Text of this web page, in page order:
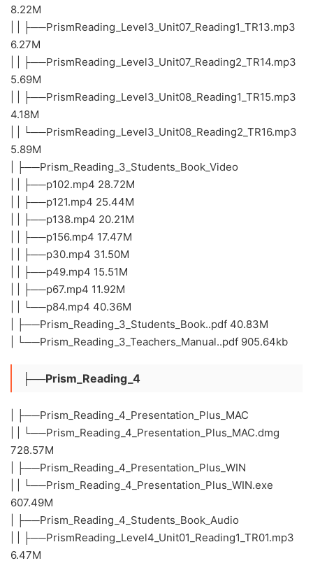
8.22M
| | ├──PrismReading_Level3_Unit07_Reading1_TR13.mp3
6.27M
| | ├──PrismReading_Level3_Unit07_Reading2_TR14.mp3
5.69M
| | ├──PrismReading_Level3_Unit08_Reading1_TR15.mp3
4.18M
| | └──PrismReading_Level3_Unit08_Reading2_TR16.mp3
5.89M
| ├──Prism_Reading_3_Students_Book_Video
| | ├──p102.mp4 28.72M
| | ├──p121.mp4 25.44M
| | ├──p138.mp4 20.21M
| | ├──p156.mp4 17.47M
| | ├──p30.mp4 31.50M
| | ├──p49.mp4 15.51M
| | ├──p67.mp4 11.92M
| | └──p84.mp4 40.36M
| ├──Prism_Reading_3_Students_Book..pdf 40.83M
| └──Prism_Reading_3_Teachers_Manual..pdf 905.64kb
├──Prism_Reading_4
| ├──Prism_Reading_4_Presentation_Plus_MAC
| | └──Prism_Reading_4_Presentation_Plus_MAC.dmg
728.57M
| ├──Prism_Reading_4_Presentation_Plus_WIN
| | └──Prism_Reading_4_Presentation_Plus_WIN.exe
607.49M
| ├──Prism_Reading_4_Students_Book_Audio
| | ├──PrismReading_Level4_Unit01_Reading1_TR01.mp3
6.47M